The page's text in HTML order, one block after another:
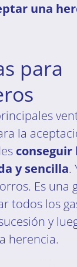
una
para
la
conseguir
y sencilla.
Es una
todos los
y
herencia.